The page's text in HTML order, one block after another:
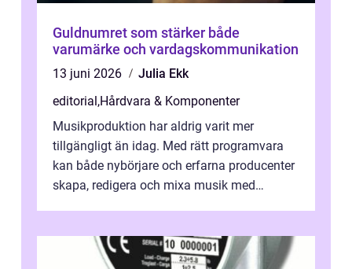
Guldnumret som stärker både
varumärke och vardagskommunikation
13 juni 2026
Julia Ekk
editorial,Hårdvara & Komponenter
Musikproduktion har aldrig varit mer
tillgängligt än idag. Med rätt programvara
kan både nybörjare och erfarna producenter
skapa, redigera och mixa musik med